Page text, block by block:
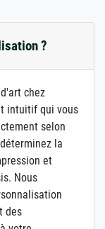
?
chez
intuitif qui vous
selon
la
et
Nous
des